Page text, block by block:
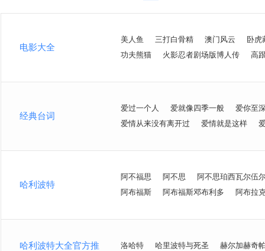
电影大全
美人鱼 三打白骨精 澳门风云
卧虎
功夫熊猫
火影忍者剧场版博人传 高
经典台词
爱过一个人 爱就像四季一般
爱你至
爱情从来没有离开过
爱情就是这样
哈利波特
阿不福思 阿不思
阿不思珀西瓦尔伍
阿布福斯
阿布福斯邓布利多 阿布拉
哈利波特大全官方推
洛哈特 哈里波特与死圣
赫尔加赫奇